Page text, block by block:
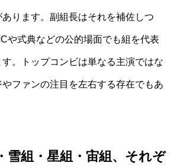
ります。副組長はそれを補佐しつ
や式典などの公的場面でも組を代表
。トップコンビは単なる主演ではな
やファンの注目を左右する存在でもあ
雪組・星組・宙組、それぞ